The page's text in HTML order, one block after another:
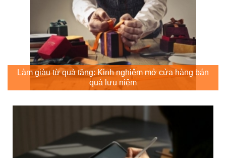
Làm giàu từ quà tặng: Kinh nghiệm mở cửa hàng bán
quà lưu niệm